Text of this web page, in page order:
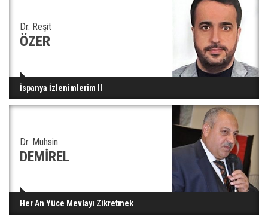
Dr. Reşit
ÖZER
İspanya İzlenimlerim II
Dr. Muhsin
DEMİREL
Her An Yüce Mevlayı Zikretmek